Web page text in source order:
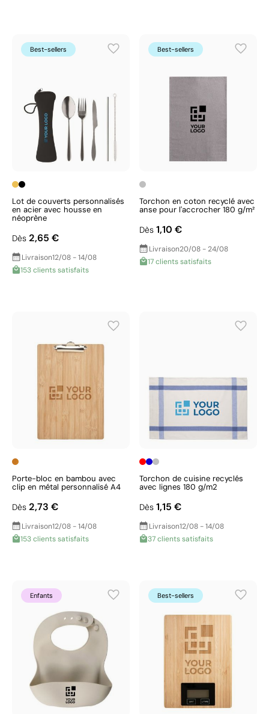
Best-sellers
Lot de couverts personnalisés
en acier avec housse en
néoprène
Dès 2,65 €
Livraison12/08 - 14/08
153 clients satisfaits
Best-sellers
Torchon en coton recyclé avec
anse pour l'accrocher 180 g/m²
Dès 1,10 €
Livraison20/08 - 24/08
17 clients satisfaits
Porte-bloc en bambou avec
clip en métal personnalisé A4
Dès 2,73 €
Livraison12/08 - 14/08
153 clients satisfaits
Torchon de cuisine recyclés
avec lignes 180 g/m2
Dès 1,15 €
Livraison12/08 - 14/08
37 clients satisfaits
Enfants Best-sellers